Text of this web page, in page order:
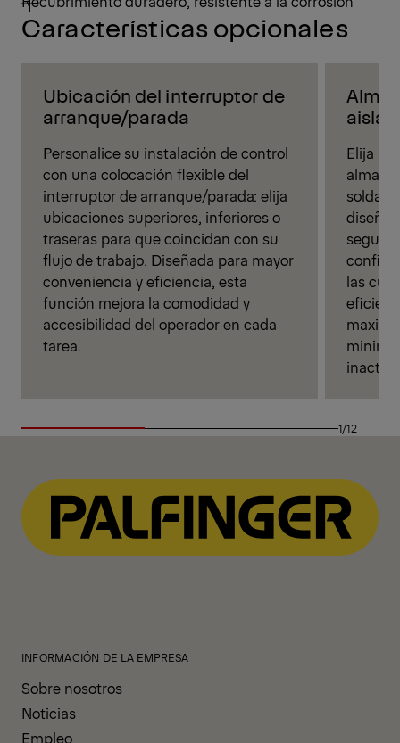
Características opcionales
Ubicación del interruptor de
arranque/parada
Personalice su instalación de control
con una colocación flexible del
interruptor de arranque/parada: elija
ubicaciones superiores, inferiores o
traseras para que coincidan con su
flujo de trabajo. Diseñada para mayor
conveniencia y eficiencia, esta
función mejora la comodidad y
accesibilidad del operador en cada
tarea.
Elija su
las
1/12
INFORMACIÓN DE LA EMPRESA
Sobre nosotros
Noticias
Empleo